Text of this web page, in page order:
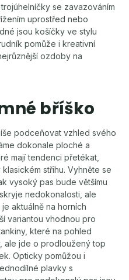
se zavazováním
uprostřed nebo
jsou košíčky ve stylu
pomůže i kreativní
ozdoby na
bříško
podceňovat vzhled svého
dokonale ploché a
mají tendenci přetékat,
střihu. Vyhněte se
vysoký pas bude většímu
nedokonalosti, ale
aktuálně na horních
variantou vhodnou pro
které na pohled
ale jde o prodloužený top
Opticky pomůžou i
plavky s